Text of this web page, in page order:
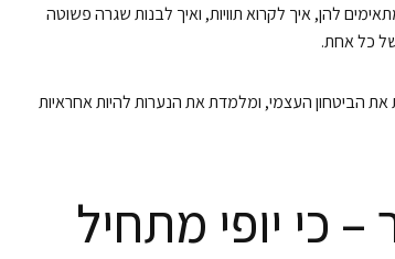
להן, איך לקרוא תוויות, ואיך לבנות שגרה פשוטה
כל אחת.
הביטחון העצמי, ומלמדת את הנערות להיות אחראיות
כי יופי מתחיל